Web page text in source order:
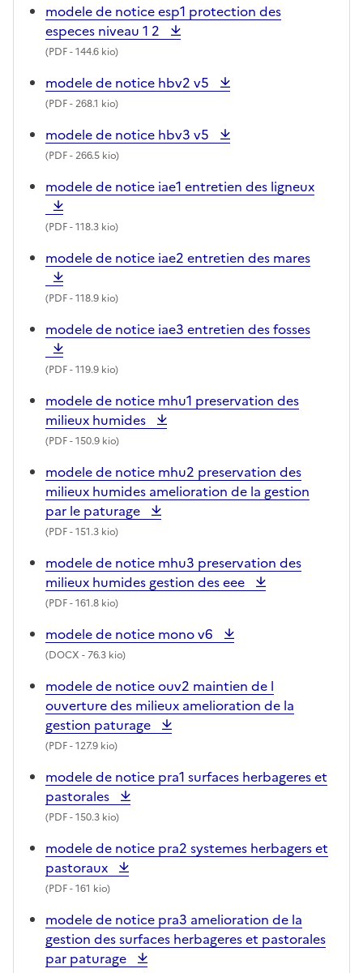
modele de notice esp1 protection des
especes niveau 1 2
(PDF- 144.6 kio)
modele de notice hbv2 v5
(PDF- 268.1 kio)
modele de notice hbv3 v5
(PDF- 266.5 kio)
modele de notice iae1 entretien des ligneux
(PDF- 118.3 kio)
modele de notice iae2 entretien des mares
(PDF- 118.9 kio)
modele de notice iae3 entretien des fosses
(PDF- 119.9 kio)
modele de notice mhu1 preservation des
milieux humides
(PDF- 150.9 kio)
modele de notice mhu2 preservation des
milieux humides amelioration de la gestion
par le paturage
(PDF- 151.3 kio)
modele de notice mhu3 preservation des
milieux humides gestion des eee
(PDF- 161.8 kio)
modele de notice mono v6
(DOCX - 76.3 kio)
modele de notice ouv2 maintien de l
ouverture des milieux amelioration de la
gestion paturage
(PDF- 127.9 kio)
modele de notice pra1 surfaces herbageres et
pastorales
(PDF- 150.3 kio)
modele de notice pra2 systemes herbagers et
pastoraux
(PDF- 161 kio)
modele de notice pra3 amelioration de la
gestion des surfaces herbageres et pastorales
par paturage